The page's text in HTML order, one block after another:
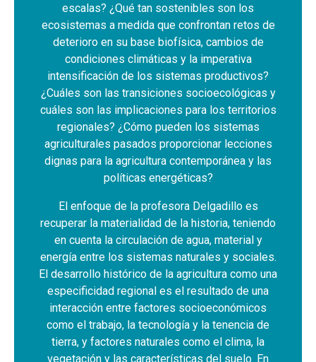
escalas? ¿Qué tan sostenibles son los
ecosistemas a medida que confrontan retos de
deterioro en su base biofísica, cambios de
condiciones climáticas y la imperativa
intensificación de los sistemas productivos?
¿Cuáles son las transiciones socioecológicas y
cuáles son las implicaciones para los territorios
regionales? ¿Cómo pueden los sistemas
agriculturales pasados proporcionar lecciones
dignas para la agricultura contemporánea y las
políticas energéticas?
El enfoque de la profesora Delgadillo es
recuperar la materialidad de la historia, teniendo
en cuenta la circulación de agua, material y
energía entre los sistemas naturales y sociales.
El desarrollo histórico de la agricultura como una
especificidad regional es el resultado de una
interacción entre factores socioeconómicos
como el trabajo, la tecnología y la tenencia de
tierra, y factores naturales como el clima, la
vegetación y las características del suelo. En